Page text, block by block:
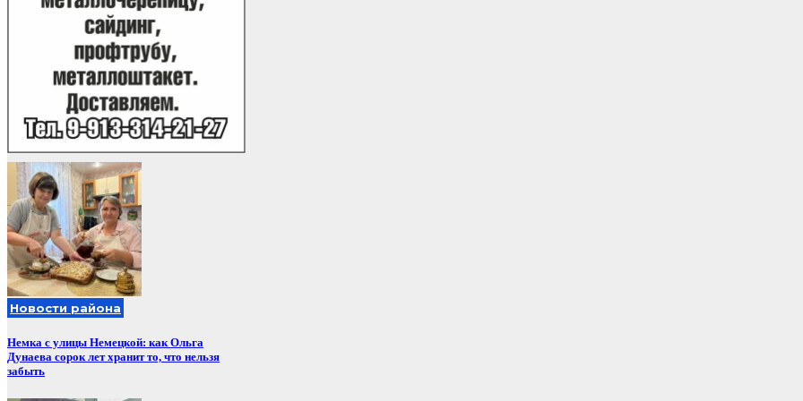
Новости района
Немка с улицы Немецкой: как Ольга
Дунаева сорок лет хранит то, что нельзя
забыть